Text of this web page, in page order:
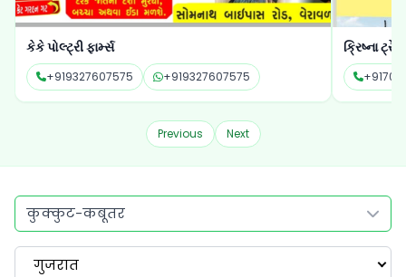
ક્રિષ્ના ટ્રેક્ટર્સ
+917016687403 +917016687403
સાબીરભાઈ
Previous Next
कुक्कुट-कबूतर
गुजरात